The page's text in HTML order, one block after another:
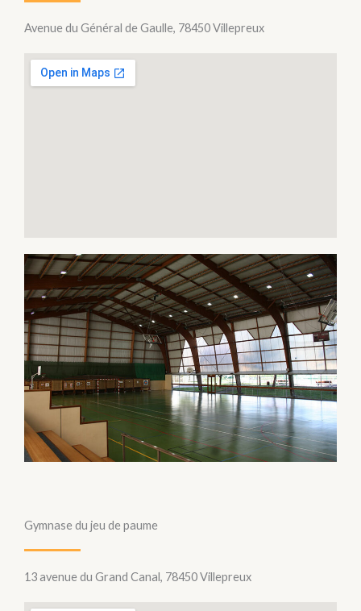
Avenue du Général de Gaulle, 78450 Villepreux
Gymnase du jeu de paume
13 avenue du Grand Canal, 78450 Villepreux